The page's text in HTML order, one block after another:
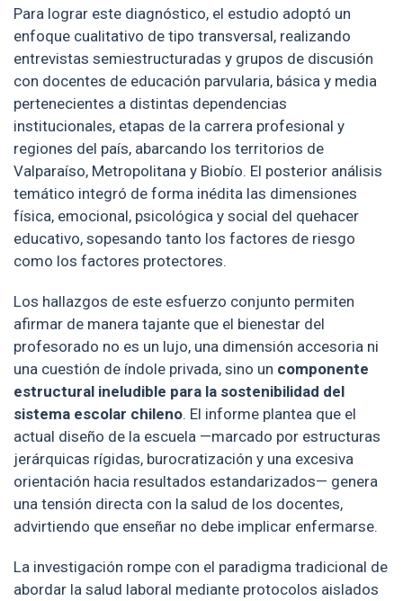
Para lograr este diagnóstico, el estudio adoptó un
enfoque cualitativo de tipo transversal, realizando
entrevistas semiestructuradas y grupos de discusión
con docentes de educación parvularia, básica y media
pertenecientes a distintas dependencias
institucionales, etapas de la carrera profesional y
regiones del país, abarcando los territorios de
Valparaíso, Metropolitana y Biobío. El posterior análisis
temático integró de forma inédita las dimensiones
física, emocional, psicológica y social del quehacer
educativo, sopesando tanto los factores de riesgo
como los factores protectores.
Los hallazgos de este esfuerzo conjunto permiten
afirmar de manera tajante que el bienestar del
profesorado no es un lujo, una dimensión accesoria ni
una cuestión de índole privada, sino un componente
estructural ineludible para la sostenibilidad del
sistema escolar chileno. El informe plantea que el
actual diseño de la escuela —marcado por estructuras
jerárquicas rígidas, burocratización y una excesiva
orientación hacia resultados estandarizados— genera
una tensión directa con la salud de los docentes,
advirtiendo que enseñar no debe implicar enfermarse.
La investigación rompe con el paradigma tradicional de
abordar la salud laboral mediante protocolos aislados